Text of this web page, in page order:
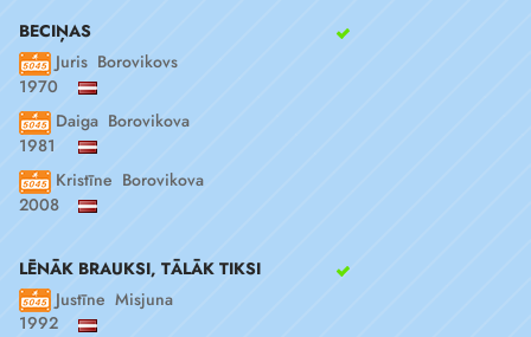
BECIŅAS
Juris Borovikovs
1970
Daiga Borovikova
1981
Kristīne Borovikova
2008
LĒNĀK BRAUKSI, TĀLĀK TIKSI
Justīne Misjuna
1992